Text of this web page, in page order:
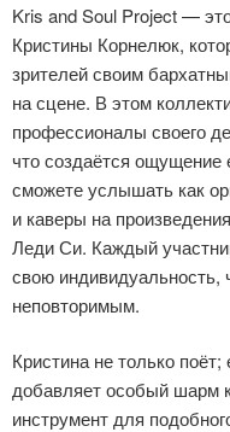
Kris and Soul Project —
Кристины Корнелюк,
зрителей своим
на сцене. В этом
профессионалы своего
что создаётся ощущение
сможете услышать как
и каверы на
Леди Си. Каждый
свою индивидуальность,
неповторимым.
Кристина не только
добавляет особый шарм
инструмент для